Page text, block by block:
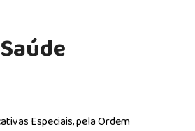
Especiais, pela Ordem